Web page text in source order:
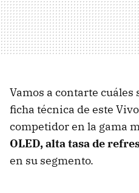
Vamos a contarte
ficha técnica de este
competidor en la gama
OLED, alta tasa de
en su segmento.